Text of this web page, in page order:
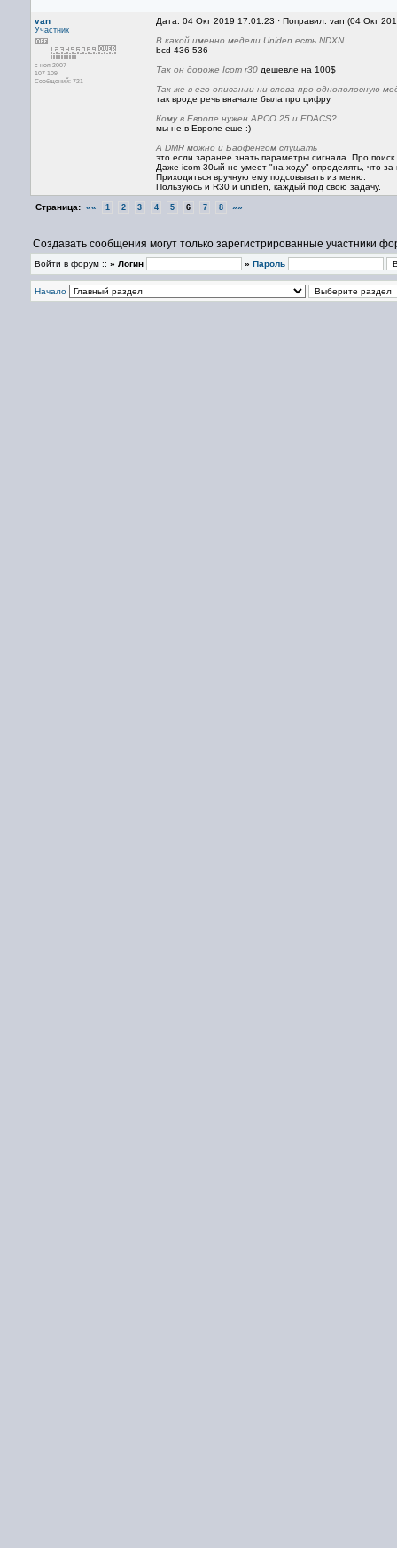
van
Участник
с ноя 2007
107-109
Сообщений: 721
Дата: 04 Окт 2019 17:01:23 · Поправил: van (04 Окт
В какой именно медели Uniden есть NDXN
bcd 436-536
Так он дороже Icom r30 дешевле на 100$
Так же в его описании ни слова про однополосную
так вроде речь вначале была про цифру
Кому в Европе нужен APCO 25 и EDACS?
мы не в Европе еще :)
А DMR можно и Баофенгом слушать
это если заранее знать параметры сигнала. Про
Даже icom 30ый не умеет "на ходу" определять, что за
Приходиться вручную ему подсовывать из меню.
Пользуюсь и R30 и uniden, каждый под свою задачу.
Страница: «« 1 2 3 4 5 6 7 8 »»
Создавать сообщения могут только зарегистрированные участники
Войти в форум :: » Логин » Пароль
Начало